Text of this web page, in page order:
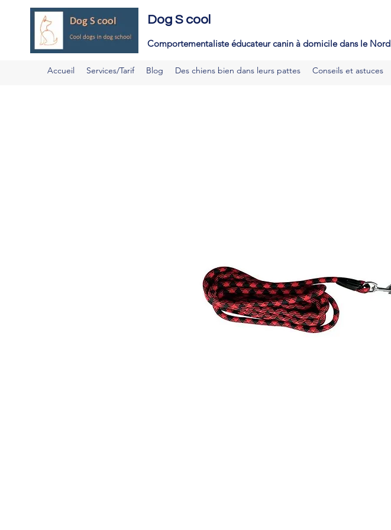
Dog S cool
Comportementaliste éducateur canin à domicile dans le Nord
Accueil Services/Tarif Blog Des chiens bien dans leurs pattes Conseils et astuces